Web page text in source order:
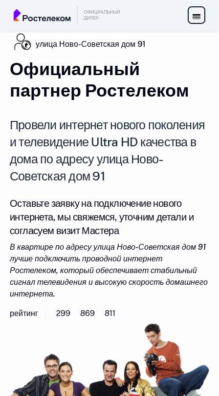
улица Ново-Советская дом 91
Официальный
партнер Ростелеком
Провели интернет нового поколения
и телевидение Ultra HD качества в
дома по адресу улица Ново-
Советская дом 91
Оставьте заявку на подключение нового
интернета, мы свяжемся, уточним детали и
согласуем визит Мастера
В квартире по адресу улица Ново-Советская дом 91
лучше подключить проводной интернет
Ростелеком, который обеспечивает стабильный
сигнал телевидения и высокую скорость домашнего
интернета.
рейтинг 299 869 811